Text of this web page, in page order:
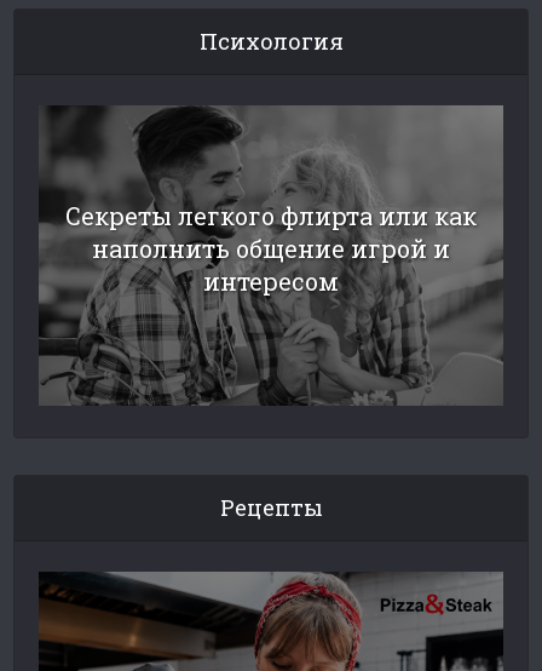
Психология
Секреты легкого флирта или как
наполнить общение игрой и
интересом
Рецепты